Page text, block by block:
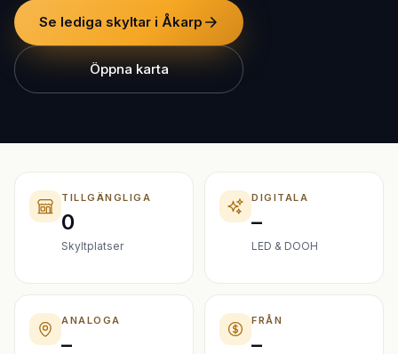
Se lediga skyltar i Åkarp
Öppna karta
TILLGÄNGLIGA
0
Skyltplatser
DIGITALA
–
LED & DOOH
ANALOGA
–
FRÅN
–